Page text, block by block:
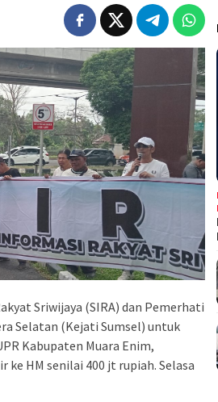
Sriwijaya (SIRA) dan Pemerhati
Selatan (Kejati Sumsel) untuk
Kabupaten Muara Enim,
HM senilai 400 jt rupiah. Selasa